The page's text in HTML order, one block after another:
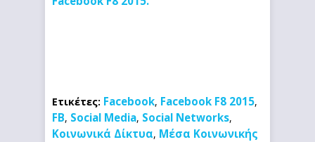
Ετικέτες: Facebook, Facebook F8 2015,
FB, Social Media, Social Networks,
Κοινωνικά Δίκτυα, Μέσα Κοινωνικής